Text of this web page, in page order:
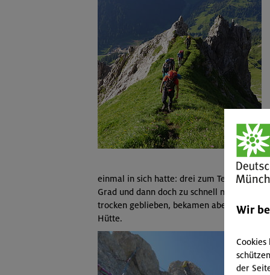
einmal in sich hatte: drei zum Teil schräge
Grad und dann doch zu schnell nahende
trocken geblieben, bekamen aber zum
Hütte.
Wir
der